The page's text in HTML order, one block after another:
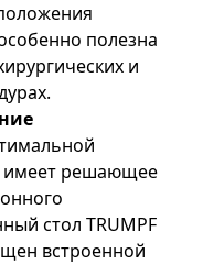
полезна
и
имеет решающее
стол TRUMPF
встроенной